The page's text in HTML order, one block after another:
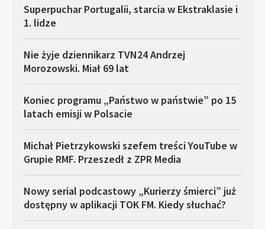
Superpuchar Portugalii, starcia w Ekstraklasie i
1. lidze
Nie żyje dziennikarz TVN24 Andrzej
Morozowski. Miał 69 lat
Koniec programu „Państwo w państwie” po 15
latach emisji w Polsacie
Michał Pietrzykowski szefem treści YouTube w
Grupie RMF. Przeszedł z ZPR Media
Nowy serial podcastowy „Kurierzy śmierci” już
dostępny w aplikacji TOK FM. Kiedy słuchać?